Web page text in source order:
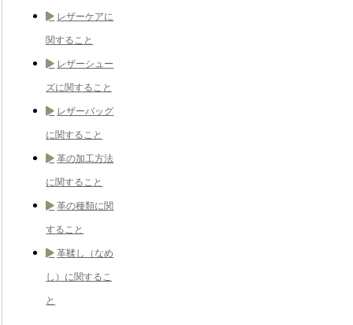
レザーケアに
関すること
レザーシュー
ズに関すること
レザーバッグ
に関すること
革の加工方法
に関すること
革の種類に関
すること
革鞣し（なめ
し）に関するこ
と